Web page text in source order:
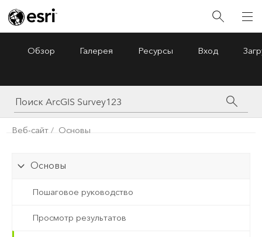
ArcGIS Survey123
Обзор Галерея Ресурсы Вход
Веб-сайт Основы
Основы
Пошаговое руководство
Просмотр результатов